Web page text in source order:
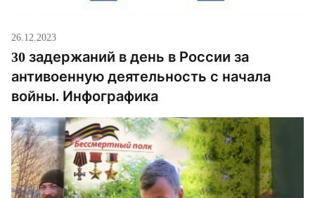
26.12.2023
30 задержаний в день в России за
антивоенную деятельность с начала
войны. Инфографика